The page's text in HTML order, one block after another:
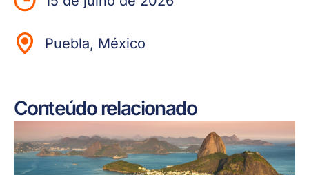
Puebla, México
Conteúdo relacionado